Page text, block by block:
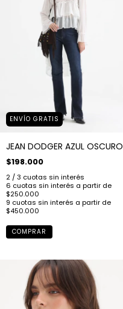
ENVÍO GRATIS
JEAN DODGER AZUL OSCURO
$198.000
COMPRAR